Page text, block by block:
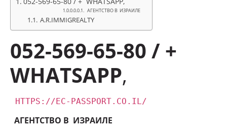
АГЕНТСТВО В ИЗРАИЛЕ
A.R.IMMIGREALTY
052-569-65-80 / +
WHATSAPP,
HTTPS://EC-PASSPORT.CO.IL/
АГЕНТСТВО В ИЗРАИЛЕ